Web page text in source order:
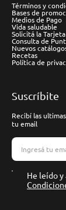
Términos y
Bases de
Medios de Pago
Vida saludable
Solicitá la
Consulta de
Nuevos
Recetas
Política de
Suscríbite
Recibí las
tu email
He leído